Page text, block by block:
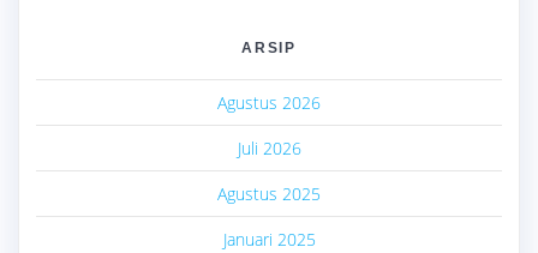
ARSIP
Agustus 2026
Juli 2026
Agustus 2025
Januari 2025